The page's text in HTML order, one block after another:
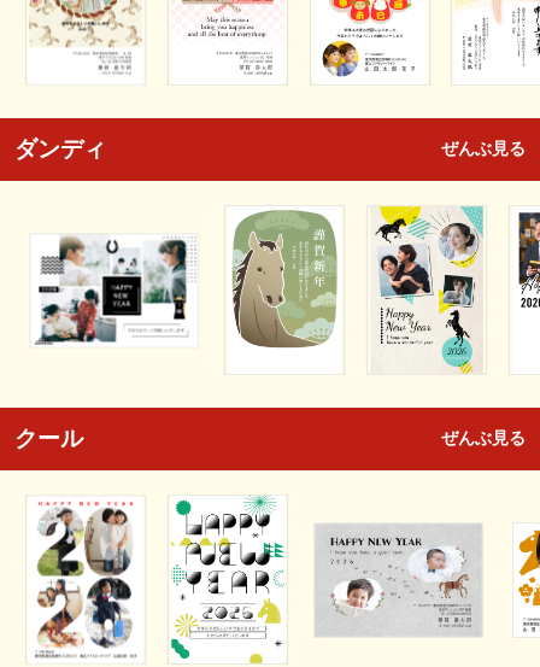
ダンディ ぜんぶ見る
クール ぜんぶ見る